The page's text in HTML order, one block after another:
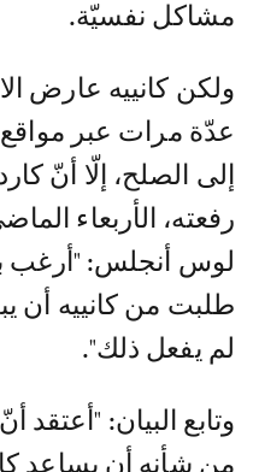
مشاكل نفسيّة.
ولكن كانييه عارض
عدّة مرات عبر مواقع
إلى الصلح، إلّا أنّ
رفعته، الأربعاء
لوس أنجلس: "أرغب
طلبت من كانييه أن
لم يفعل ذلك".
وتابع البيان: "أعتقد
من شأنه أن يساعد